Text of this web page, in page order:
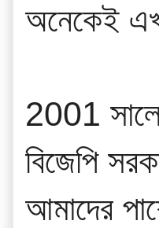
অনেকেই
2001 সালে
বিজেপি
আমাদের